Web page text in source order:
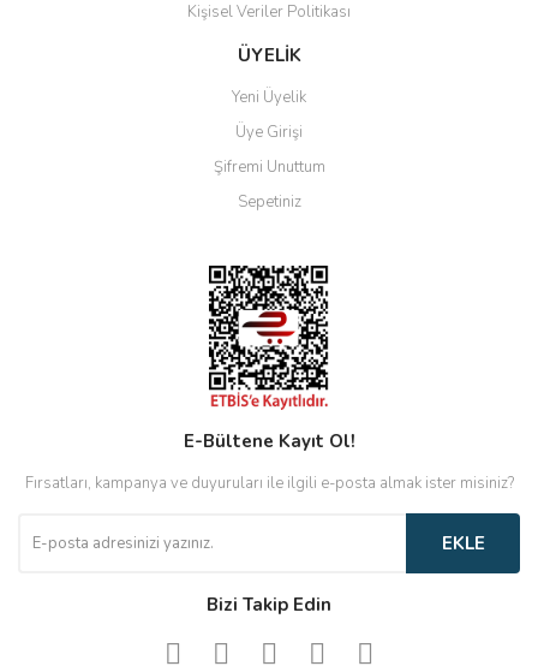
Gönder
Kişisel Veriler Politikası
ÜYELİK
Yeni Üyelik
Üye Girişi
Şifremi Unuttum
Sepetiniz
E-Bültene Kayıt Ol!
Fırsatları, kampanya ve duyuruları ile ilgili e-posta almak ister misiniz?
EKLE
Bizi Takip Edin